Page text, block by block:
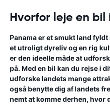
Hvorfor leje en bil
Panama er et smukt land
et utroligt dyreliv og en rig
er den ideelle måde at
på. Med en bil kan du rejse i
udforske landets mange
også benytte dig af landets
nemt at komme derhen, hvor